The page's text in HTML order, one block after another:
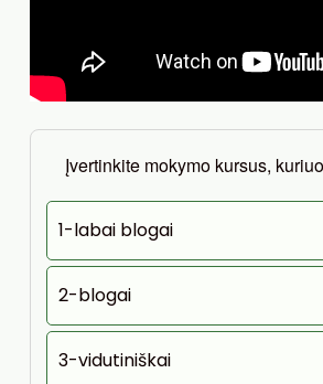
Įvertinkite mokymo kursus,
1-labai blogai
2-blogai
3-vidutiniškai